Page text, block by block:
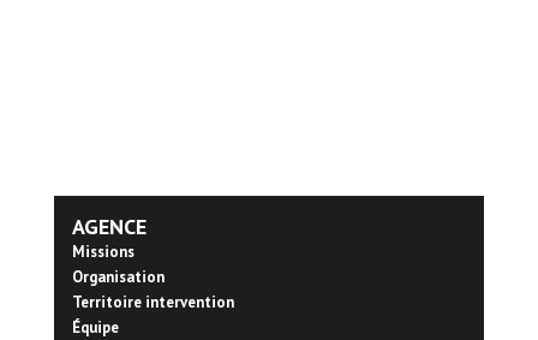
AGENCE
Missions
Organisation
Territoire intervention
Équipe